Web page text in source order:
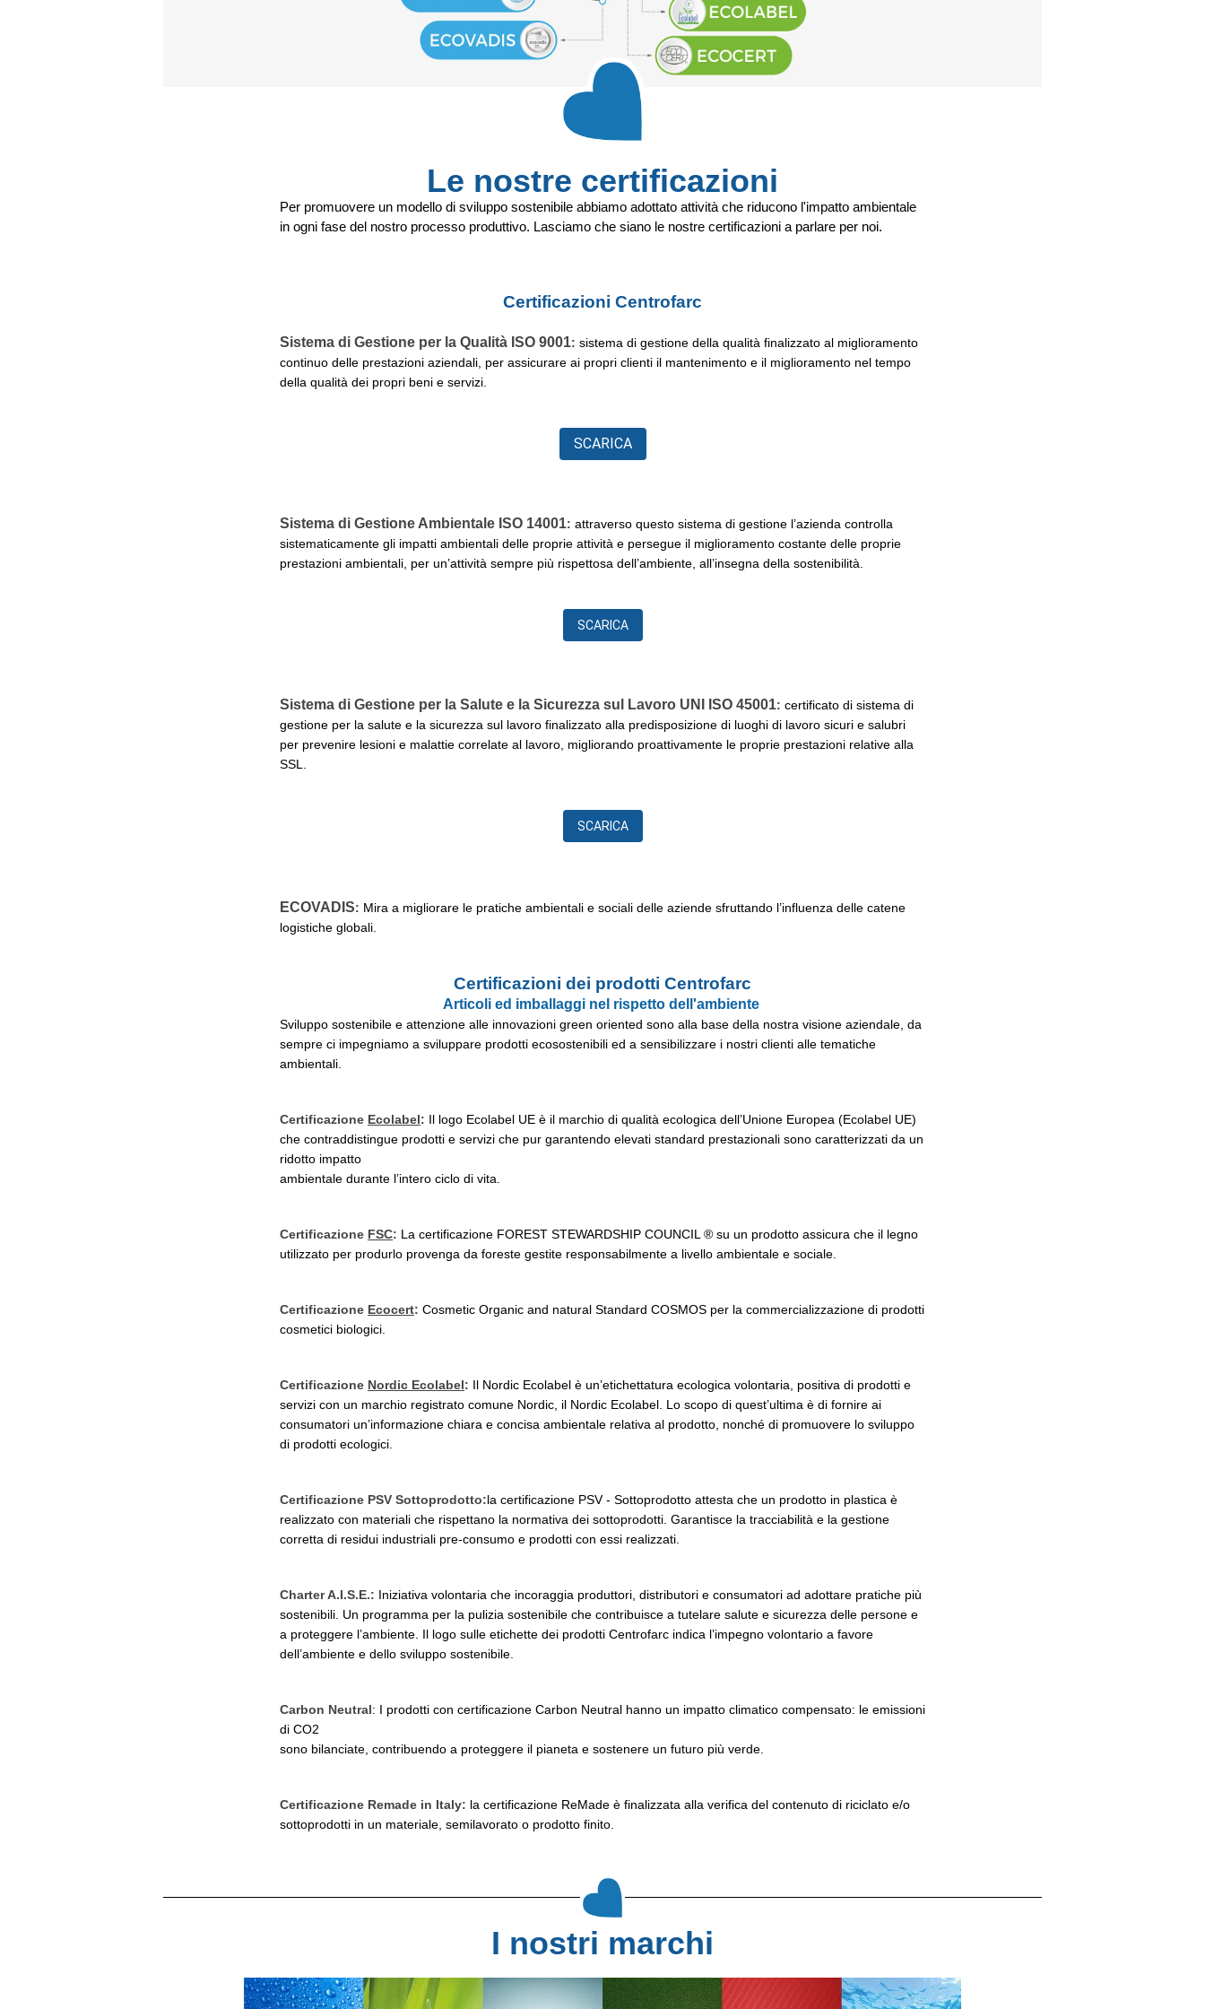
Le nostre certificazioni
Per promuovere un modello di sviluppo sostenibile abbiamo adottato attività che riducono l'impatto ambientale
in ogni fase del nostro processo produttivo. Lasciamo che siano le nostre certificazioni a parlare per noi.
Certificazioni Centrofarc
Sistema di Gestione per la Qualità ISO 9001: sistema di gestione della qualità finalizzato al miglioramento
continuo delle prestazioni aziendali, per assicurare ai propri clienti il mantenimento e il miglioramento nel tempo
della qualità dei propri beni e servizi.
SCARICA
Sistema di Gestione Ambientale ISO 14001: attraverso questo sistema di gestione l’azienda controlla
sistematicamente gli impatti ambientali delle proprie attività e persegue il miglioramento costante delle proprie
prestazioni ambientali, per un’attività sempre più rispettosa dell’ambiente, all’insegna della sostenibilità.
SCARICA
Sistema di Gestione per la Salute e la Sicurezza sul Lavoro UNI ISO 45001: certificato di sistema di
gestione per la salute e la sicurezza sul lavoro finalizzato alla predisposizione di luoghi di lavoro sicuri e salubri
per prevenire lesioni e malattie correlate al lavoro, migliorando proattivamente le proprie prestazioni relative alla
SSL.
SCARICA
ECOVADIS: Mira a migliorare le pratiche ambientali e sociali delle aziende sfruttando l’influenza delle catene
logistiche globali.
Certificazioni dei prodotti Centrofarc
Articoli ed imballaggi nel rispetto dell'ambiente
Sviluppo sostenibile e attenzione alle innovazioni green oriented sono alla base della nostra visione aziendale, da
sempre ci impegniamo a sviluppare prodotti ecosostenibili ed a sensibilizzare i nostri clienti alle tematiche
ambientali.
Certificazione Ecolabel: Il logo Ecolabel UE è il marchio di qualità ecologica dell’Unione Europea (Ecolabel UE)
che contraddistingue prodotti e servizi che pur garantendo elevati standard prestazionali sono caratterizzati da un
ridotto impatto
ambientale durante l’intero ciclo di vita.
Certificazione FSC: La certificazione FOREST STEWARDSHIP COUNCIL ® su un prodotto assicura che il legno
utilizzato per produrlo provenga da foreste gestite responsabilmente a livello ambientale e sociale.
Certificazione Ecocert: Cosmetic Organic and natural Standard COSMOS per la commercializzazione di prodotti
cosmetici biologici.
Certificazione Nordic Ecolabel: Il Nordic Ecolabel è un’etichettatura ecologica volontaria, positiva di prodotti e
servizi con un marchio registrato comune Nordic, il Nordic Ecolabel. Lo scopo di quest’ultima è di fornire ai
consumatori un’informazione chiara e concisa ambientale relativa al prodotto, nonché di promuovere lo sviluppo
di prodotti ecologici.
Certificazione PSV Sottoprodotto:la certificazione PSV - Sottoprodotto attesta che un prodotto in plastica è
realizzato con materiali che rispettano la normativa dei sottoprodotti. Garantisce la tracciabilità e la gestione
corretta di residui industriali pre-consumo e prodotti con essi realizzati.
Charter A.I.S.E.: Iniziativa volontaria che incoraggia produttori, distributori e consumatori ad adottare pratiche più
sostenibili. Un programma per la pulizia sostenibile che contribuisce a tutelare salute e sicurezza delle persone e
a proteggere l’ambiente. Il logo sulle etichette dei prodotti Centrofarc indica l’impegno volontario a favore
dell’ambiente e dello sviluppo sostenibile.
Carbon Neutral: I prodotti con certificazione Carbon Neutral hanno un impatto climatico compensato: le emissioni
di CO2
sono bilanciate, contribuendo a proteggere il pianeta e sostenere un futuro più verde.
Certificazione Remade in Italy: la certificazione ReMade è finalizzata alla verifica del contenuto di riciclato e/o
sottoprodotti in un materiale, semilavorato o prodotto finito.
I nostri marchi